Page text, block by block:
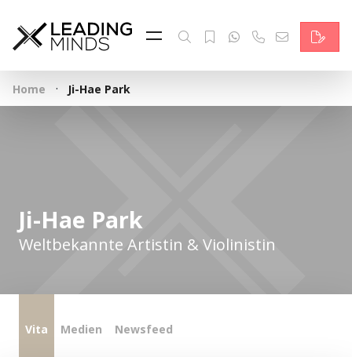
Feed & News
Reading Minds
Themen
Home · Ji-Hae Park
Ji-Hae Park
Weltbekannte Artistin & Violinistin
Vita Medien Newsfeed